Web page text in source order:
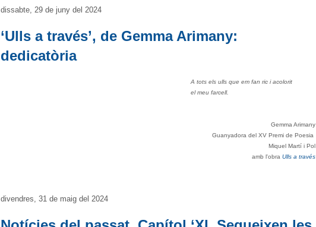
dissabte, 29 de juny del 2024
‘Ulls a través’, de Gemma Arimany:
dedicatòria
A tots els ulls que em fan ric i acolorit
el meu farcell.
Gemma Arimany
Guanyadora del XV Premi de Poesia
Miquel Martí i Pol
amb l'obra Ulls a través
divendres, 31 de maig del 2024